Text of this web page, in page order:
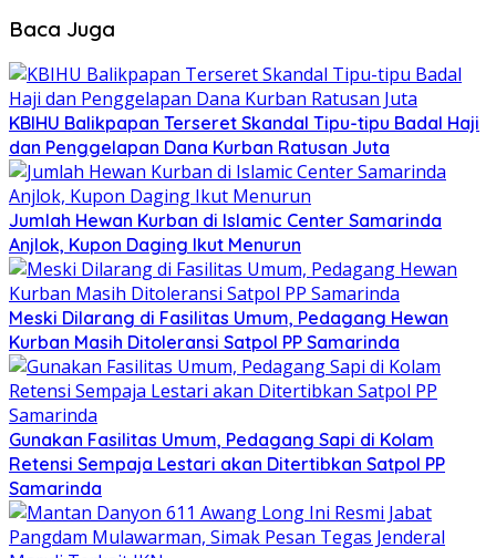
Baca Juga
KBIHU Balikpapan Terseret Skandal Tipu-tipu Badal Haji
dan Penggelapan Dana Kurban Ratusan Juta
Jumlah Hewan Kurban di Islamic Center Samarinda
Anjlok, Kupon Daging Ikut Menurun
Meski Dilarang di Fasilitas Umum, Pedagang Hewan
Kurban Masih Ditoleransi Satpol PP Samarinda
Gunakan Fasilitas Umum, Pedagang Sapi di Kolam
Retensi Sempaja Lestari akan Ditertibkan Satpol PP
Samarinda